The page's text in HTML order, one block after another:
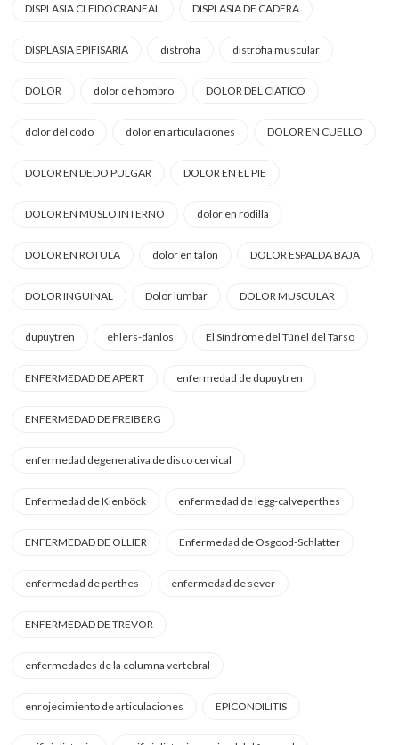
DISPLASIA CLEIDOCRANEAL DISPLASIA DE CADERA
DISPLASIA EPIFISARIA distrofia distrofia muscular
DOLOR dolor de hombro DOLOR DEL CIATICO
dolor del codo dolor en articulaciones DOLOR EN CUELLO
DOLOR EN DEDO PULGAR DOLOR EN EL PIE
DOLOR EN MUSLO INTERNO dolor en rodilla
DOLOR EN ROTULA dolor en talon DOLOR ESPALDA BAJA
DOLOR INGUINAL Dolor lumbar DOLOR MUSCULAR
dupuytren ehlers-danlos El Síndrome del Túnel del Tarso
ENFERMEDAD DE APERT enfermedad de dupuytren
ENFERMEDAD DE FREIBERG
enfermedad degenerativa de disco cervical
Enfermedad de Kienböck enfermedad de legg-calveperthes
ENFERMEDAD DE OLLIER Enfermedad de Osgood-Schlatter
enfermedad de perthes enfermedad de sever
ENFERMEDAD DE TREVOR
enfermedades de la columna vertebral
enrojecimiento de articulaciones EPICONDILITIS